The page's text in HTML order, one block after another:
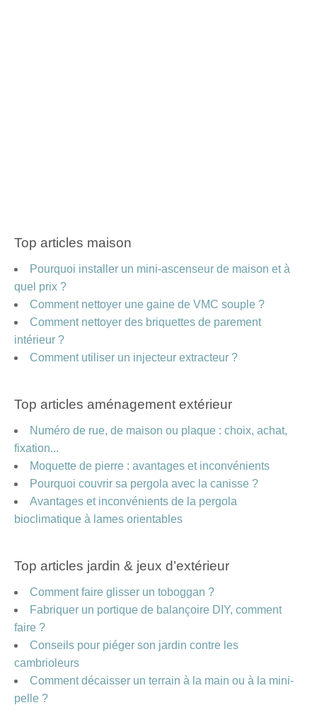
Top articles maison
Pourquoi installer un mini-ascenseur de maison et à
quel prix ?
Comment nettoyer une gaine de VMC souple ?
Comment nettoyer des briquettes de parement
intérieur ?
Comment utiliser un injecteur extracteur ?
Top articles aménagement extérieur
Numéro de rue, de maison ou plaque : choix, achat,
fixation...
Moquette de pierre : avantages et inconvénients
Pourquoi couvrir sa pergola avec la canisse ?
Avantages et inconvénients de la pergola
bioclimatique à lames orientables
Top articles jardin & jeux d’extérieur
Comment faire glisser un toboggan ?
Fabriquer un portique de balançoire DIY, comment
faire ?
Conseils pour piéger son jardin contre les
cambrioleurs
Comment décaisser un terrain à la main ou à la mini-
pelle ?